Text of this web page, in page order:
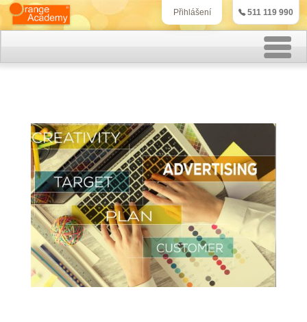
Přihlášení 511 119 990
Kurzy personalistiky
Kurzy marketingu
IT kurzy
Jazykové kurzy
Kontakt